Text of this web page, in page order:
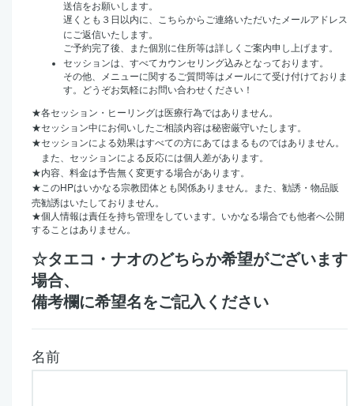
送信をお願いします。
遅くとも３日以内に、こちらからご連絡いただいたメールアドレス
にご返信いたします。
ご予約完了後、また個別に住所等は詳しくご案内申し上げます。
セッションは、すべてカウンセリング込みとなっております。
その他、メニューに関するご質問等はメールにて受け付けておりま
す。どうぞお気軽にお問い合わせください！
★各セッション・ヒーリングは医療行為ではありません。
★セッション中にお伺いしたご相談内容は秘密厳守いたします。
★セッションによる効果はすべての方にあてはまるものではありません。
また、セッションによる反応には個人差があります。
★内容、料金は予告無く変更する場合があります。
★このHPはいかなる宗教団体とも関係ありません。また、勧誘・物品販
売勧誘はいたしておりません。
★個人情報は責任を持ち管理をしています。いかなる場合でも他者へ公開
することはありません。
☆タエコ・ナオのどちらか希望がございます
場合、
備考欄に希望名をご記入ください
名前